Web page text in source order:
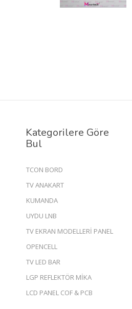
Kategorilere Göre
Bul
TCON BORD
TV ANAKART
KUMANDA
UYDU LNB
TV EKRAN MODELLERİ PANEL
OPENCELL
TV LED BAR
LGP REFLEKTÖR MİKA
LCD PANEL COF & PCB